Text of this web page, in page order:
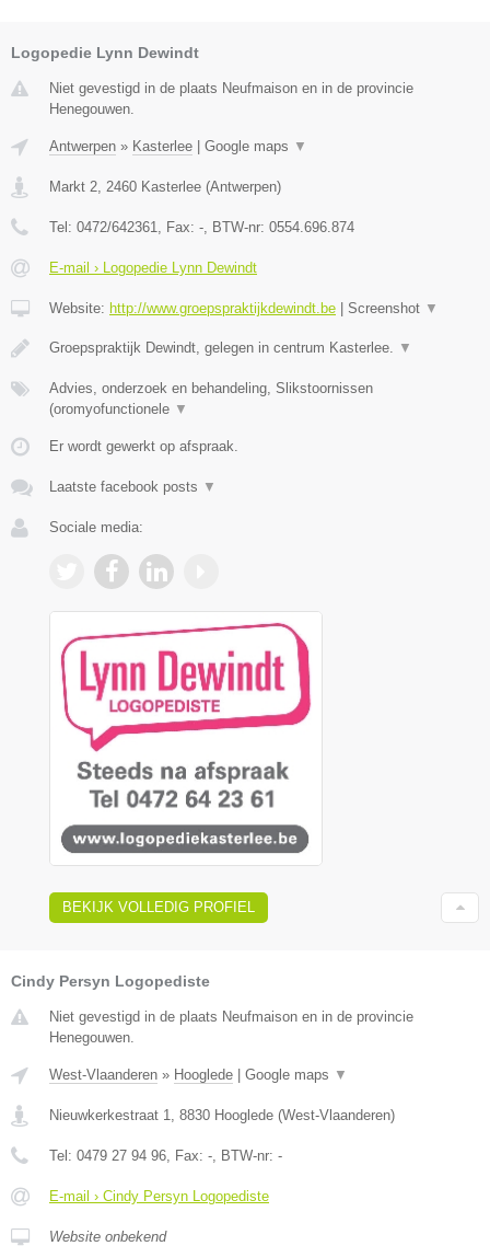
Logopedie Lynn Dewindt
Niet gevestigd in de plaats Neufmaison en in de provincie
Henegouwen.
Antwerpen » Kasterlee | Google maps ▼
Markt 2 2460 Kasterlee (Antwerpen)
Tel: 0472/642361 , Fax: - , BTW-nr: 0554.696.874
E-mail › Logopedie Lynn Dewindt
Website: http://www.groepspraktijkdewindt.be | Screenshot ▼
Groepspraktijk Dewindt, gelegen in centrum Kasterlee. ▼
Advies, onderzoek en behandeling, Slikstoornissen
(oromyofunctionele ▼
Er wordt gewerkt op afspraak.
Laatste facebook posts ▼
Sociale media:
BEKIJK VOLLEDIG PROFIEL
Cindy Persyn Logopediste
Niet gevestigd in de plaats Neufmaison en in de provincie
Henegouwen.
West-Vlaanderen » Hooglede Google maps ▼
Nieuwkerkestraat 1 8830 Hooglede (West-Vlaanderen)
Tel: 0479 27 94 96 , Fax: - , BTW-nr: -
E-mail › Cindy Persyn Logopediste
Website onbekend